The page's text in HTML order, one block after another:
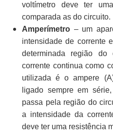
voltímetro deve ter
comparada as do circuito.
Amperímetro – um
intensidade de corrente
determinada região do
corrente continua como
utilizada é o ampere
ligado sempre em
passa pela região do
a intensidade da
deve ter uma resistência